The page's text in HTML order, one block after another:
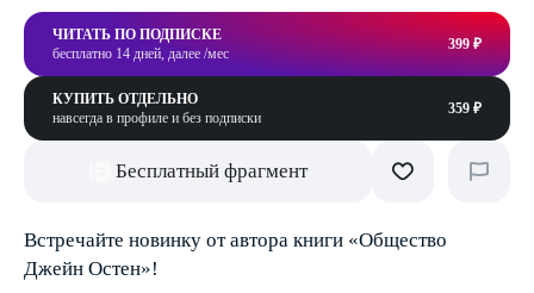
ЧИТАТЬ ПО ПОДПИСКЕ
бесплатно 14 дней, далее /мес
399 ₽
КУПИТЬ ОТДЕЛЬНО
навсегда в профиле и без подписки
359 ₽
Бесплатный фрагмент
Встречайте новинку от автора книги «Общество
Джейн Остен»!